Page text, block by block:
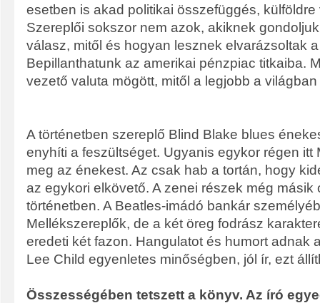
esetben is akad politikai összefüggés, külföldre
Szereplői sokszor nem azok, akiknek
válasz, mitől és hogyan lesznek elvarázsoltak
Bepillanthatunk az amerikai pénzpiac titkaiba.
vezető valuta mögött, mitől a legjobb a világban
A történetben szereplő Blind Blake blues
enyhíti a feszültséget. Ugyanis egykor régen itt
meg az énekest. Az csak hab a tortán, hogy
az egykori elkövető. A zenei részek még másik
történetben. A Beatles-imádó bankár
Mellékszereplők, de a két öreg fodrász
eredeti két fazon. Hangulatot és humort adnak
Lee Child egyenletes minőségben, jól ír, ezt
Összességében tetszett a könyv. Az író